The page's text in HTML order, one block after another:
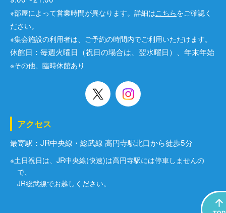
※部屋によって営業時間が異なります。詳細はこちらをご確認く
ださい。
※集会施設の利用者は、ご予約の時間内でご利用いただけます。
休館日：毎週火曜日（祝日の場合は、翌水曜日）、年末年始
※その他、臨時休館あり
アクセス
最寄駅：JR中央線・総武線 高円寺駅北口から徒歩5分
※土日祝日は、JR中央線(快速)は高円寺駅には停車しませんの
で、
JR総武線でお越しください。